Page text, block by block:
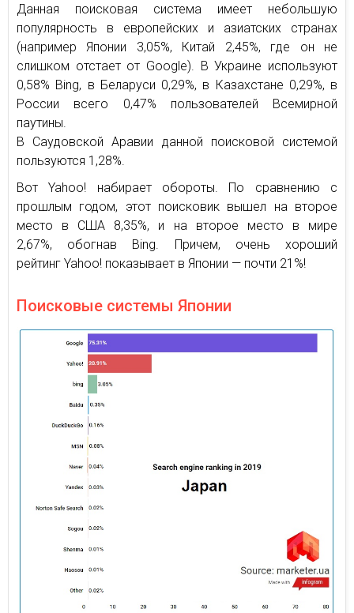
Данная поисковая система имеет небольшую
популярность в европейских и азиатских странах
(например Японии 3,05%, Китай 2,45%, где он не
слишком отстает от Google). В Украине используют
0,58% Bing, в Беларуси 0,29%, в Казахстане 0,29%, в
России всего 0,47% пользователей Всемирной
паутины.
В Саудовской Аравии данной поисковой системой
пользуются 1,28%.
Вот Yahoo! набирает обороты. По сравнению с
прошлым годом, этот поисковик вышел на второе
место в США 8,35%, и на второе место в мире
2,67%, обогнав Bing. Причем, очень хороший
рейтинг Yahoo! показывает в Японии — почти 21%!
Поисковые системы Японии